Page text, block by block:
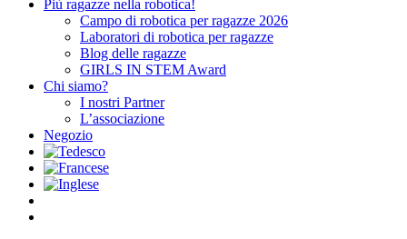
Più ragazze nella robotica!
Campo di robotica per ragazze 2026
Laboratori di robotica per ragazze
Blog delle ragazze
GIRLS IN STEM Award
Chi siamo?
I nostri Partner
L’associazione
Negozio